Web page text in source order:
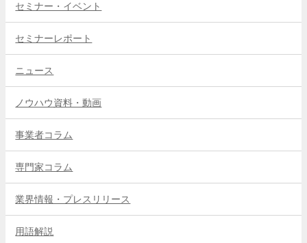
セミナー・イベント
セミナーレポート
ニュース
ノウハウ資料・動画
事業者コラム
専門家コラム
業界情報・プレスリリース
用語解説